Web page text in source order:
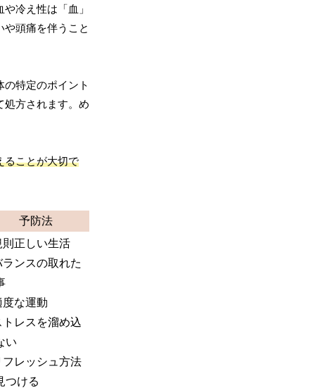
冷え性は「血」
頭痛を伴うこと
特定のポイント
処方されます。め
ることが大切で
予防法
則正しい生活
ランスの取れた
度な運動
トレスを溜め込
い
フレッシュ方法
つける